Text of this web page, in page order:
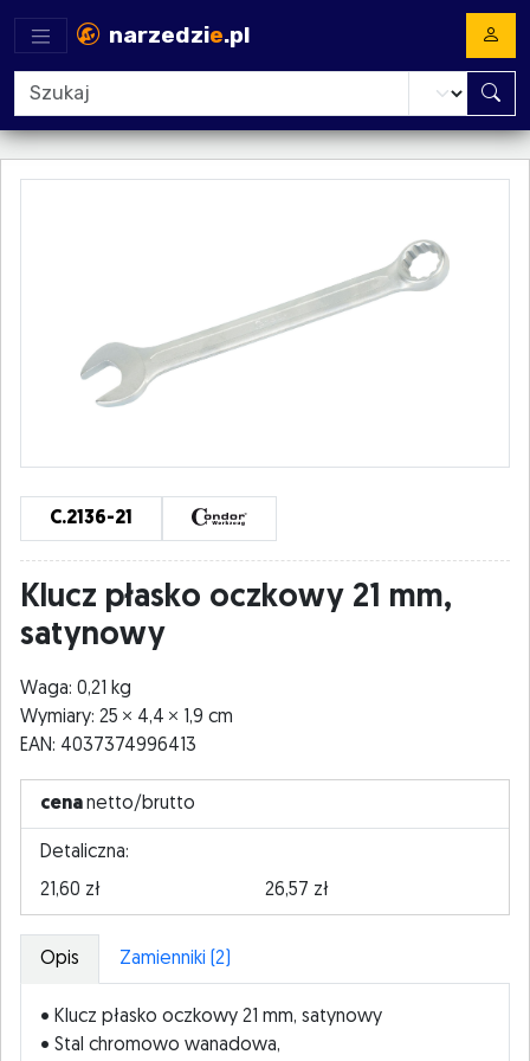
narzedzie.pl
C.2136-21
Klucz płasko oczkowy 21 mm,
satynowy
Waga: 0,21 kg
Wymiary: 25
4,4
1,9 cm
EAN: 4037374996413
cenanetto/brutto
Detaliczna:
21,60 zł
26,57 zł
Opis Zamienniki (2)
• Klucz płasko oczkowy 21 mm, satynowy
• Stal chromowo wanadowa,